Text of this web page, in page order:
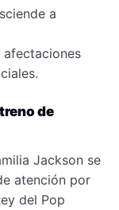
a
afectaciones
de
Jackson se
atención por
del Pop